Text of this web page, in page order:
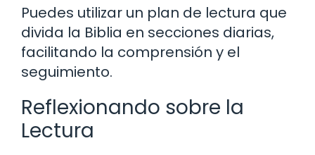
Puedes utilizar un plan de lectura que
divida la Biblia en secciones diarias,
facilitando la comprensión y el
seguimiento.
Reflexionando sobre la
Lectura